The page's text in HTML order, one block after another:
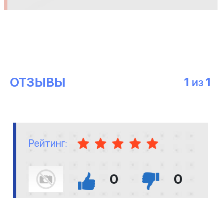
ОТЗЫВЫ 1 ИЗ 1
Рейтинг:
0 0